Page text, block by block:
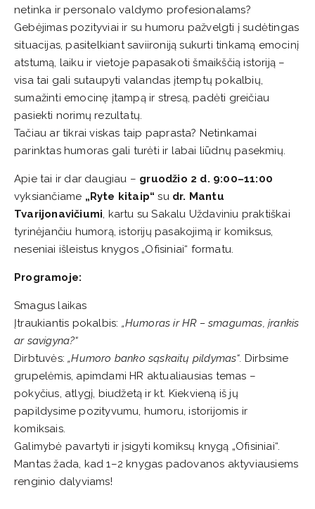
netinka ir personalo valdymo profesionalams?
Gebėjimas pozityviai ir su humoru pažvelgti į sudėtingas
situacijas, pasitelkiant saviironiją sukurti tinkamą emocinį
atstumą, laiku ir vietoje papasakoti šmaikščią istoriją –
visa tai gali sutaupyti valandas įtemptų pokalbių,
sumažinti emocinę įtampą ir stresą, padėti greičiau
pasiekti norimų rezultatų.
Tačiau ar tikrai viskas taip paprasta? Netinkamai
parinktas humoras gali turėti ir labai liūdnų pasekmių.
Apie tai ir dar daugiau – gruodžio 2 d. 9:00–11:00
vyksiančiame „Ryte kitaip“ su dr. Mantu
Tvarijonavičiumi, kartu su Sakalu Uždaviniu praktiškai
tyrinėjančiu humorą, istorijų pasakojimą ir komiksus,
neseniai išleistus knygos „Ofisiniai“ formatu.
Programoje:
Smagus laikas
Įtraukiantis pokalbis: „Humoras ir HR – smagumas, įrankis
ar savigyna?“
Dirbtuvės:„Humoro banko sąskaitų pildymas“.Dirbsime
grupelėmis, apimdami HR aktualiausias temas –
pokyčius, atlygį, biudžetą ir kt. Kiekvieną iš jų
papildysime pozityvumu, humoru, istorijomis ir
komiksais.
Galimybė pavartyti ir įsigyti komiksų knygą „Ofisiniai“.
Mantas žada, kad 1–2 knygas padovanos aktyviausiems
renginio dalyviams!